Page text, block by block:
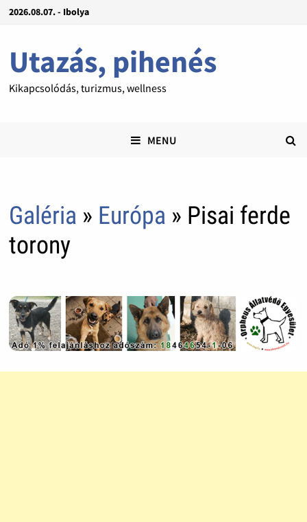
2026.08.07. - Ibolya
Utazás, pihenés
Kikapcsolódás, turizmus, wellness
MENU
Galéria » Európa » Pisai ferde
torony